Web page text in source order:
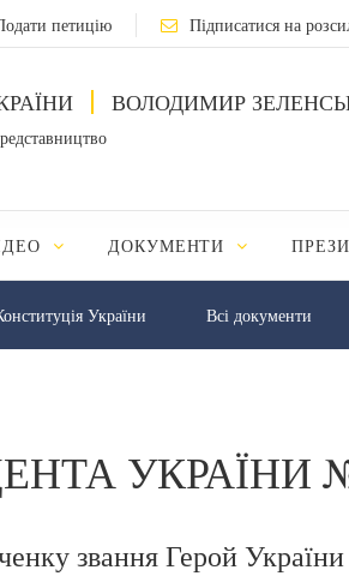
петицію Підписатися на
ВОЛОДИМИР
ДОКУМЕНТИ
України Всі документи
УКРАЇНИ
звання Герой України